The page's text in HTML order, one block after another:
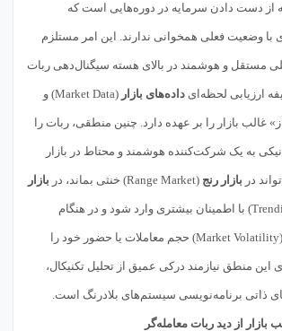
از دست دادن سرمایه در دوره‌هایی است که
با وضعیت فعلی همخوانی ندارند. این امر مستلزم
مستقل و هوشمند در بالای هسته سیگنال‌دهی ربات
ارزیابی لحظه‌ای داده‌های بازار (Market Data) و
غالب بازار را بر عهده دارد. چنین منطقی، ربات را
به یک شرکت‌کننده هوشمند و محتاط در بازار
در بازار رنج (Range Market) خنثی بماند، در بازار
(Trending Market) با اطمینان بیشتری وارد شود و در هنگام
(Market Volatility) حجم معاملات یا حضور خود را
این منطق نیازمند درکی عمیق از تحلیل تکنیکال،
ذاتی برنامه‌نویسی سیستم‌های بلادرنگ است.
از دید ربات معامله‌گر